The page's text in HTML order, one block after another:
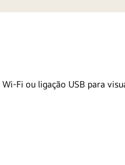
Fi ou ligação USB para